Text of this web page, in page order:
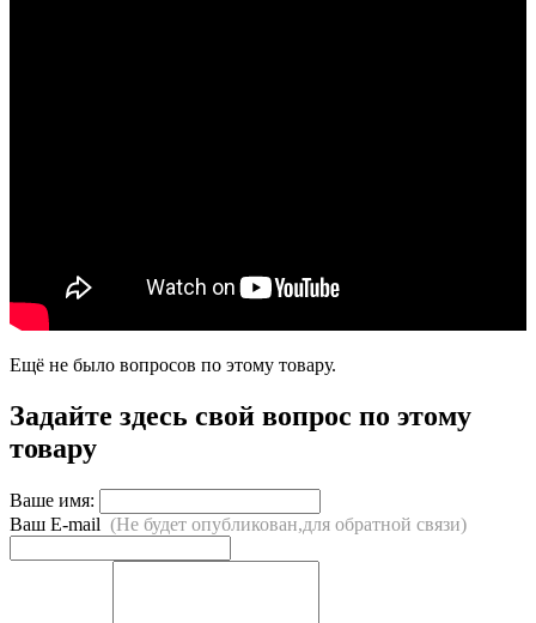
Ещё не было вопросов по этому товару.
Задайте здесь свой вопрос по этому
товару
Ваше имя:
Ваш E-mail (Не будет опубликован,для обратной связи)